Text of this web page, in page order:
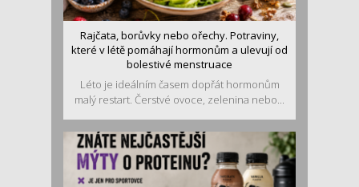
Rajčata, borůvky nebo ořechy. Potraviny,
které v létě pomáhají hormonům a ulevují od
bolestivé menstruace
Léto je ideálním časem dopřát hormonům
malý restart. Čerstvé ovoce, zelenina nebo...